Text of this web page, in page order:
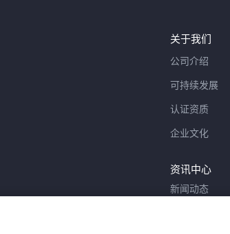
关于我们
公司介绍
可持续发展
认证资质
企业文化
资讯中心
新闻动态